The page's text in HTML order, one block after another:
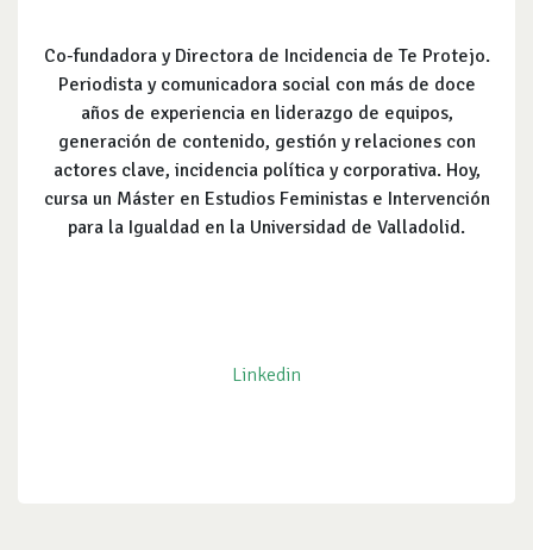
Co-fundadora y Directora de Incidencia de Te Protejo.
Periodista y comunicadora social con más de doce
años de experiencia en liderazgo de equipos,
generación de contenido, gestión y relaciones con
actores clave, incidencia política y corporativa. Hoy,
cursa un Máster en Estudios Feministas e Intervención
para la Igualdad en la Universidad de Valladolid.
Linkedin